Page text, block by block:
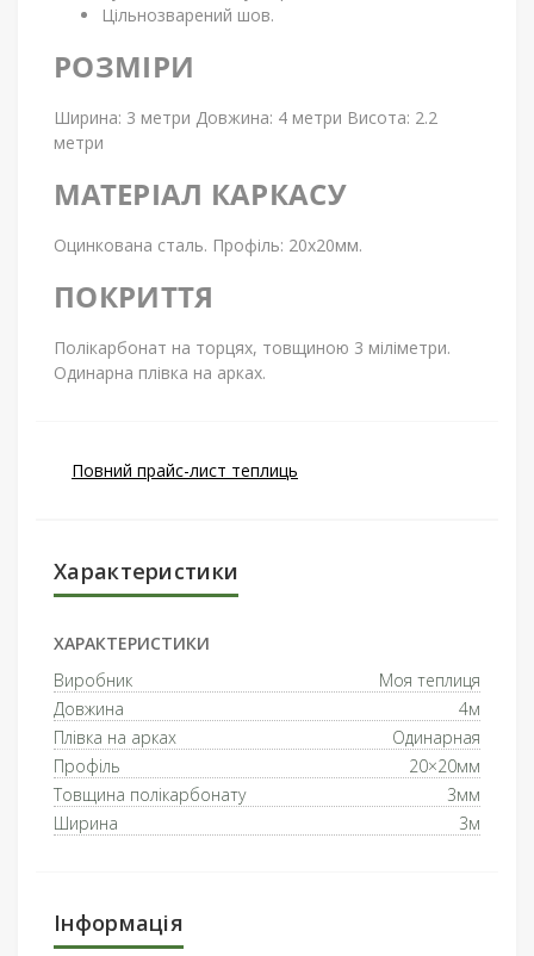
Цільнозварений шов.
РОЗМІРИ
Ширина: 3 метри Довжина: 4 метри Висота: 2.2
метри
МАТЕРІАЛ КАРКАСУ
Оцинкована сталь. Профіль: 20х20мм.
ПОКРИТТЯ
Полікарбонат на торцях, товщиною 3 міліметри.
Одинарна плівка на арках.
Повний прайс-лист теплиць
Характеристики
ХАРАКТЕРИСТИКИ
Виробник
Моя теплиця
Довжина
4м
Плівка на арках
Одинарная
Профіль
20×20мм
Товщина полікарбонату
3мм
Ширина
3м
Інформація